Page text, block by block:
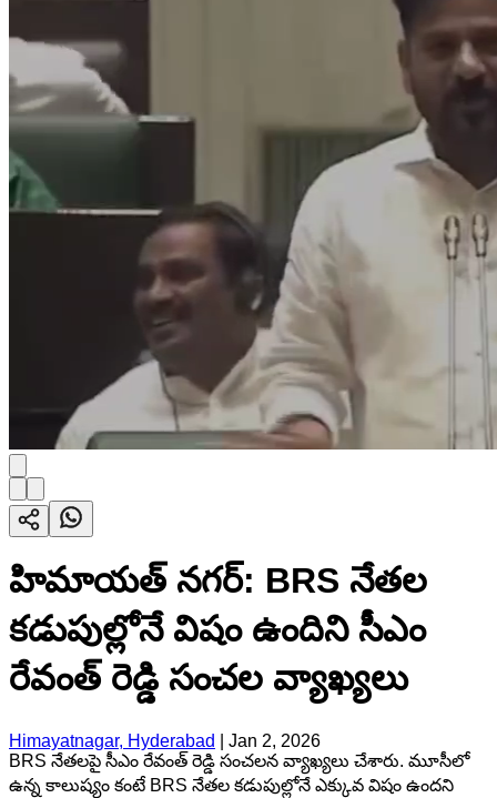
హిమాయత్ నగర్: BRS నేతల
కడుపుల్లోనే విషం ఉందిని సీఎం
రేవంత్ రెడ్డి సంచల వ్యాఖ్యలు
Himayatnagar, Hyderabad
Jan 2, 2026
BRS నేతలపై సీఎం రేవంత్ రెడ్డి సంచలన వ్యాఖ్యలు చేశారు. మూసీలో
ఉన్న కాలుష్యం కంటే BRS నేతల కడుపుల్లోనే ఎక్కువ విషం ఉందని